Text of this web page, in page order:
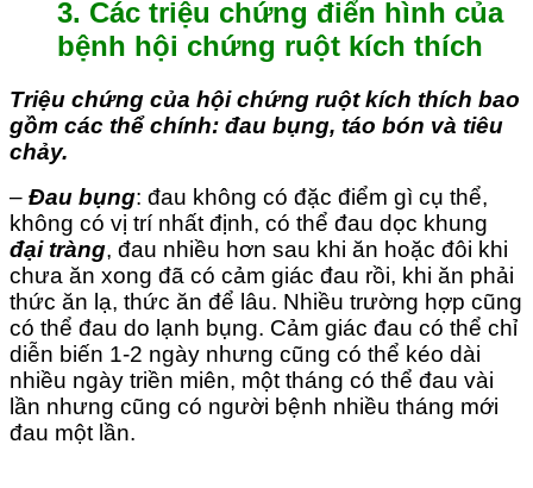
3. Các triệu chứng điển hình của
bệnh hội chứng ruột kích thích
Triệu chứng của hội chứng ruột kích thích bao
gồm các thể chính: đau bụng, táo bón và tiêu
chảy.
– Đau bụng: đau không có đặc điểm gì cụ thể,
không có vị trí nhất định, có thể đau dọc khung
đại tràng, đau nhiều hơn sau khi ăn hoặc đôi khi
chưa ăn xong đã có cảm giác đau rồi, khi ăn phải
thức ăn lạ, thức ăn để lâu. Nhiều trường hợp cũng
có thể đau do lạnh bụng. Cảm giác đau có thể chỉ
diễn biến 1-2 ngày nhưng cũng có thể kéo dài
nhiều ngày triền miên, một tháng có thể đau vài
lần nhưng cũng có người bệnh nhiều tháng mới
đau một lần.